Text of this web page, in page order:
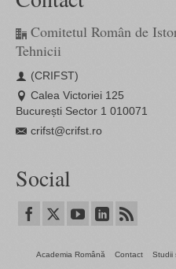
Comitetul Român de
Tehnicii
(CRIFST)
Calea Victoriei 125
București Sector 1 010071
crifst@crifst.ro
Social
Academia Română Contact Studii